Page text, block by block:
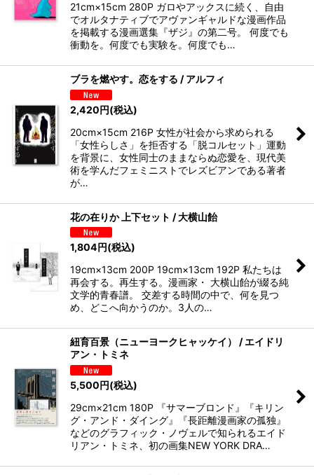
21cm×15cm 280P ガロやアックスに続く、自由
でオルタナティブでアヴァンギャルドな漫画作品
を掲載する漫画選集『ザジ』の第二号。 何度でも
衝動を。何度でも実験を。何度でも…
ブラを燃やす。恋をする / アルフィ
2,420円(税込)
20cm×15cm 216P 女性が社会から求められる
「女性らしさ」を拒否する「脱コルセット」運動
を背景に、女性同士のままならぬ恋愛を、現代美
術を学んだフェミニストでレズビアンである著者
が…
花の在りか 上下セット / 大横山飴
1,804円(税込)
19cm×13cm 200P 19cm×13cm 192P 私たちは
再会する。再生する。漫画家・ 大横山飴が綴る純
文学的青春譜。 交差する時間の中で、何を見つ
め、どこへ向かうのか。3人の…
紐育百景（ニューヨークヒャッケイ） / エイドリ
アン・トミネ
5,500円(税込)
29cm×21cm 180P 『サマーブロンド』『キリン
グ・アンド・ダイング』『長距離漫画家の孤独』
などのグラフィック・ノヴェルで知られるエイド
リアン・トミネ、初の画集NEW YORK DRA…